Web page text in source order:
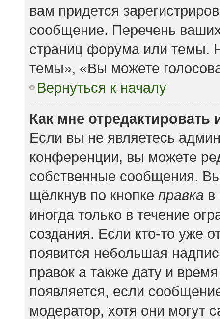
вам придется
сообщение. Перечень
страниц форума или темы.
темы», «Вы можете
Вернуться к началу
Как мне
Если вы не являетесь
конференции, вы можете
собственные сообщения.
щёлкнув по кнопке правка в
иногда только в течение
создания. Если кто-то уже
появится небольшая
правок а также дату и
появляется, если
модератор, хотя они могут